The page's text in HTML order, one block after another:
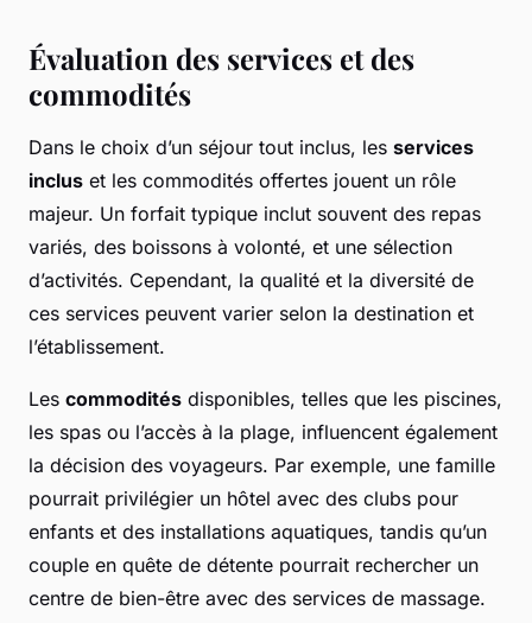
Évaluation des services et des
commodités
Dans le choix d’un séjour tout inclus, les services
inclus et les commodités offertes jouent un rôle
majeur. Un forfait typique inclut souvent des repas
variés, des boissons à volonté, et une sélection
d’activités. Cependant, la qualité et la diversité de
ces services peuvent varier selon la destination et
l’établissement.
Les commodités disponibles, telles que les piscines,
les spas ou l’accès à la plage, influencent également
la décision des voyageurs. Par exemple, une famille
pourrait privilégier un hôtel avec des clubs pour
enfants et des installations aquatiques, tandis qu’un
couple en quête de détente pourrait rechercher un
centre de bien-être avec des services de massage.